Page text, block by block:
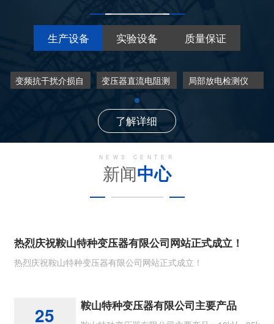
生产设备 实验设备 质量保证
变频抗干扰介损自
变压器直流电阻测
局部放电检测仪
了解详细
NEWS CENTER
新闻中心
热烈庆祝鞍山特种变压器有限公司网站正式成立！
热烈庆祝鞍山特种变压器有限公司网站正式成立！
25 鞍山特种变压器有限公司主要产品